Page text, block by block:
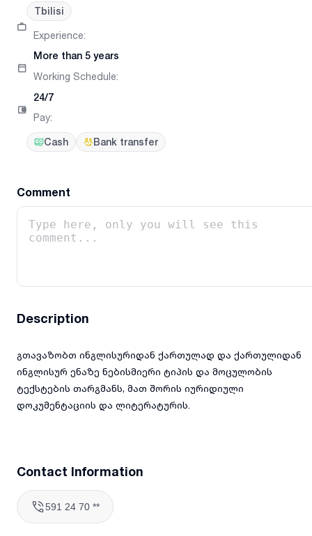
Tbilisi
Experience:
More than 5 years
Working Schedule:
24/7
Pay:
Cash Bank transfer
Comment
Description
გთავაზობთ ინგლისურიდან ქართულად და ქართულიდან
ინგლისურ ენაზე ნებისმიერი ტიპის და მოცულობის
ტექსტების თარგმანს, მათ შორის იურიდიული
დოკუმენტაციის და ლიტერატურის.
Contact Information
591 24 70 **